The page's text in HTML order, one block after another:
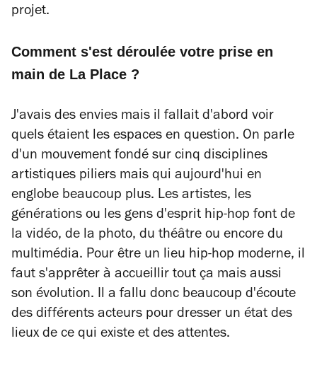
projet.
Comment s'est déroulée votre prise en
main de La Place ?
J'avais des envies mais il fallait d'abord voir
quels étaient les espaces en question. On parle
d'un mouvement fondé sur cinq disciplines
artistiques piliers mais qui aujourd'hui en
englobe beaucoup plus. Les artistes, les
générations ou les gens d'esprit hip-hop font de
la vidéo, de la photo, du théâtre ou encore du
multimédia. Pour être un lieu hip-hop moderne, il
faut s'apprêter à accueillir tout ça mais aussi
son évolution. Il a fallu donc beaucoup d'écoute
des différents acteurs pour dresser un état des
lieux de ce qui existe et des attentes.